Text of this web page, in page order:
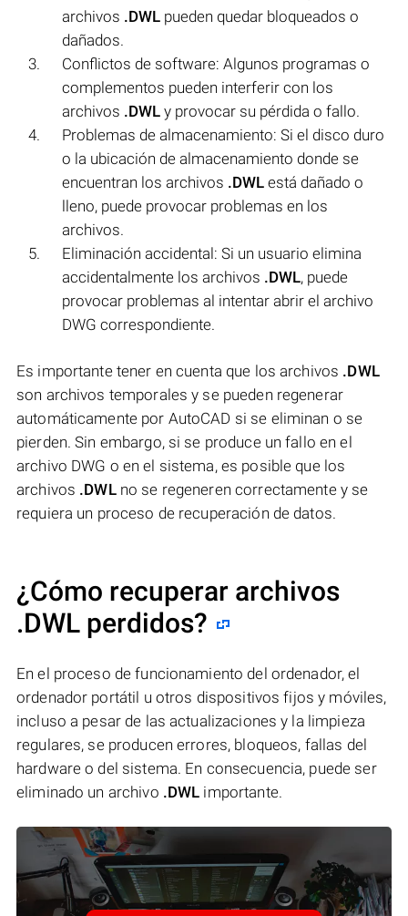
archivos .DWL pueden quedar bloqueados o
dañados.
Conflictos de software: Algunos programas o
complementos pueden interferir con los
archivos .DWL y provocar su pérdida o fallo.
Problemas de almacenamiento: Si el disco duro
o la ubicación de almacenamiento donde se
encuentran los archivos .DWL está dañado o
lleno, puede provocar problemas en los
archivos.
Eliminación accidental: Si un usuario elimina
accidentalmente los archivos .DWL, puede
provocar problemas al intentar abrir el archivo
DWG correspondiente.
Es importante tener en cuenta que los archivos .DWL
son archivos temporales y se pueden regenerar
automáticamente por AutoCAD si se eliminan o se
pierden. Sin embargo, si se produce un fallo en el
archivo DWG o en el sistema, es posible que los
archivos .DWLno se regeneren correctamente y se
requiera un proceso de recuperación de datos.
¿Cómo recuperar archivos
.DWL perdidos?
En el proceso de funcionamiento del ordenador, el
ordenador portátil u otros dispositivos fijos y móviles,
incluso a pesar de las actualizaciones y la limpieza
regulares, se producen errores, bloqueos, fallas del
hardware o del sistema. En consecuencia, puede ser
eliminado un archivo .DWL importante.